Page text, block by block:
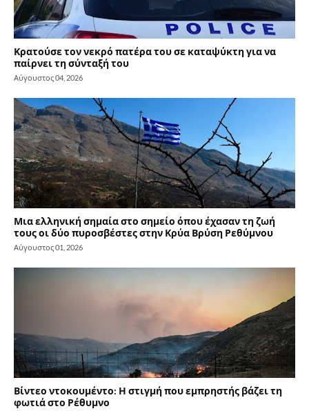
Κρατούσε τον νεκρό πατέρα του σε καταψύκτη για να
παίρνει τη σύνταξή του
Αύγουστος 04, 2026
Μια ελληνική σημαία στο σημείο όπου έχασαν τη ζωή
τους οι δύο πυροσβέστες στην Κρύα Βρύση Ρεθύμνου
Αύγουστος 01, 2026
Βίντεο ντοκουμέντο: Η στιγμή που εμπρηστής βάζει τη
φωτιά στο Ρέθυμνο